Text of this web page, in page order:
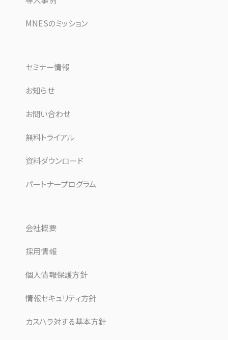
MNESのミッション
セミナー情報
お知らせ
お問い合わせ
無料トライアル
資料ダウンロード
パートナープログラム
会社概要
採用情報
個人情報保護方針
情報セキュリティ方針
カスハラ対する基本方針